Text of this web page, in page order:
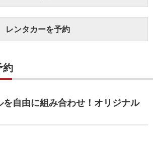
レンタカーを予約
約
を自由に組み合わせ！オリジナル